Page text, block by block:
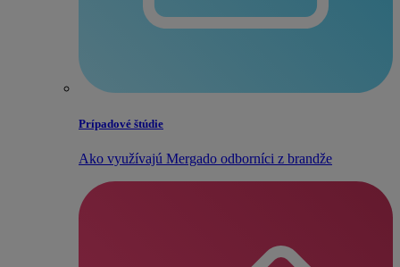
Prípadové štúdie
Ako využívajú Mergado odborníci z brandže